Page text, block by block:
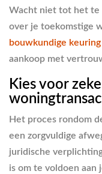
Wacht niet tot het te
over je toekomstige
bouwkundige keuring
aankoop met
Kies voor
Het proces rondom
een zorgvuldige
juridische
is om te voldoen aan